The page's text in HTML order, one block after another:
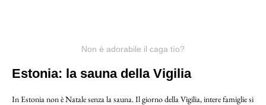
Non è adorabile il caga tìo?
Estonia: la sauna della Vigilia
In Estonia non è Natale senza la sauna. Il giorno della Vigilia, intere famiglie si